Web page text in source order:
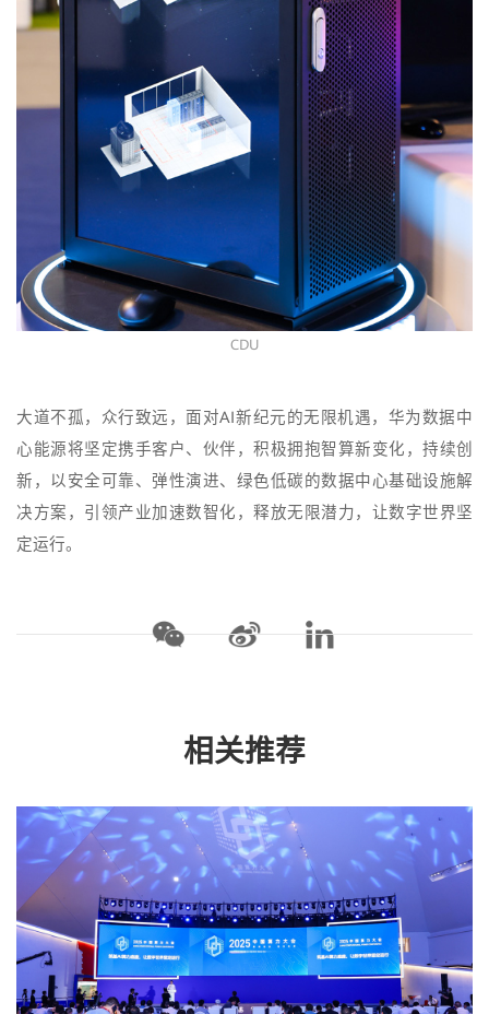
CDU
大道不孤，众行致远，面对AI新纪元的无限机遇，华为数据中
心能源将坚定携手客户、伙伴，积极拥抱智算新变化，持续创
新，以安全可靠、弹性演进、绿色低碳的数据中心基础设施解
决方案，引领产业加速数智化，释放无限潜力，让数字世界坚
定运行。
相关推荐